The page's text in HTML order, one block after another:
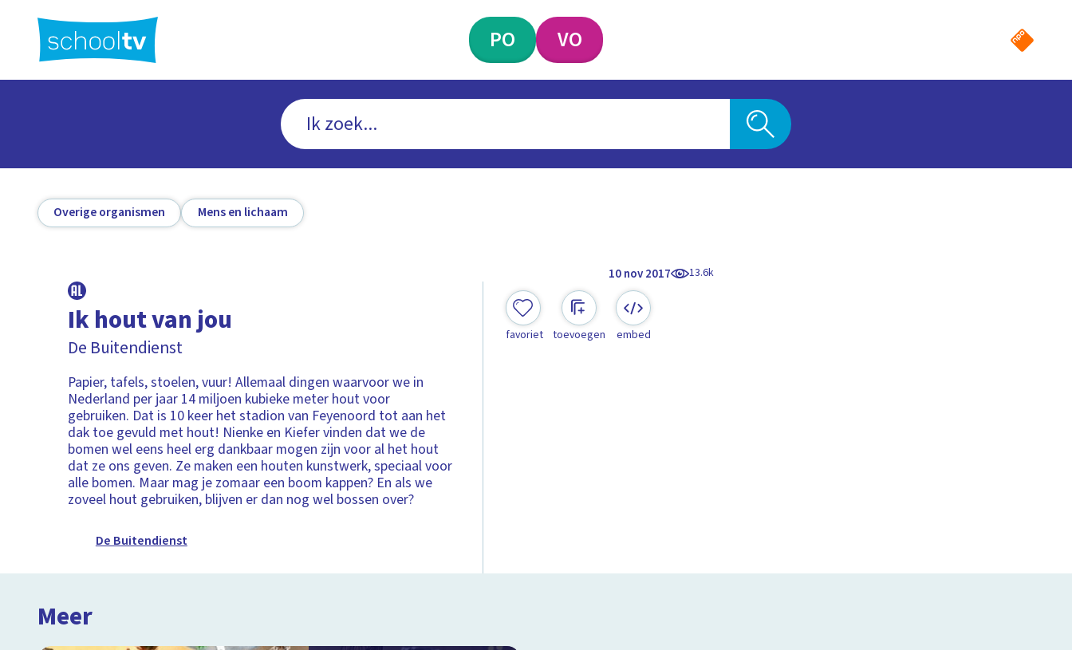
hoofdinhoud
PO VO
Overige organismen Mens en lichaam
10 nov 2017 13.6k
Ik hout van jou
De Buitendienst
Papier, tafels, stoelen, vuur! Allemaal dingen waarvoor we in
Nederland per jaar 14 miljoen kubieke meter hout voor
gebruiken. Dat is 10 keer het stadion van Feyenoord tot aan het
dak toe gevuld met hout! Nienke en Kiefer vinden dat we de
bomen wel eens heel erg dankbaar mogen zijn voor al het hout
dat ze ons geven. Ze maken een houten kunstwerk, speciaal voor
alle bomen. Maar mag je zomaar een boom kappen? En als we
zoveel hout gebruiken, blijven er dan nog wel bossen over?
De Buitendienst
favoriet toevoegen embed
Meer